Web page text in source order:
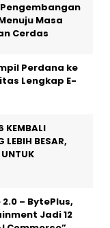
Masa
Cerdas
Perdana ke
Lengkap E-
KEMBALI
LEBIH BESAR,
– BytePlus,
Jadi 12